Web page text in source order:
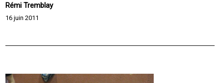
Rémi Tremblay
16 juin 2011